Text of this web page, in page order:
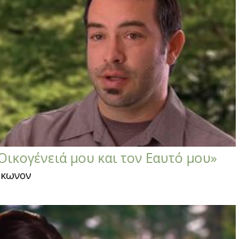
μου και τον Εαυτό μου»